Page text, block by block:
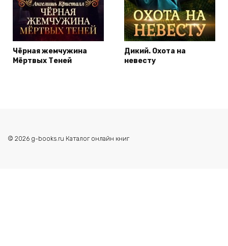
Чёрная жемчужина
Мёртвых Теней
Дикий. Охота на
невесту
© 2026 g-books.ru Каталог онлайн книг